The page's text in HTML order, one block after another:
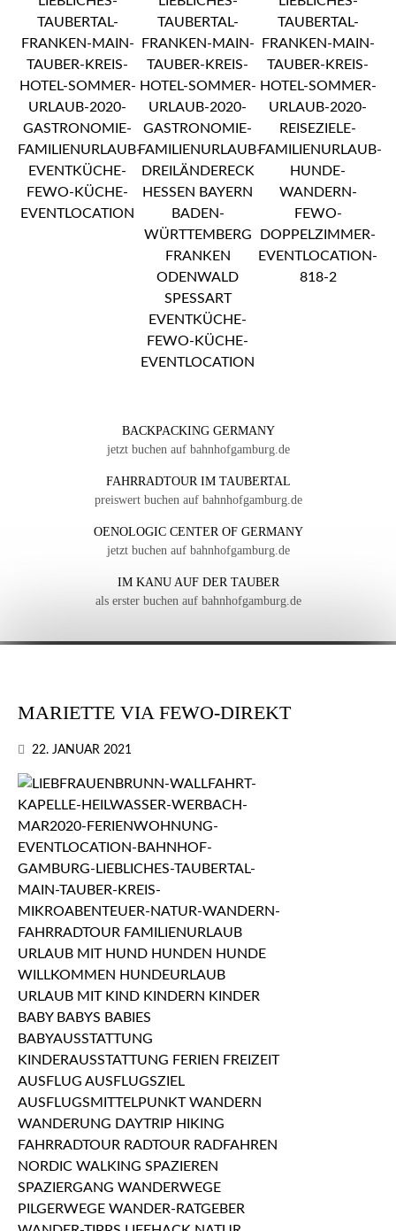
BACKPACKING GERMANY
jetzt buchen auf bahnhofgamburg.de
FAHRRADTOUR IM TAUBERTAL
preiswert buchen auf bahnhofgamburg.de
OENOLOGIC CENTER OF GERMANY
jetzt buchen auf bahnhofgamburg.de
IM KANU AUF DER TAUBER
als erster buchen auf bahnhofgamburg.de
MARIETTE VIA FEWO-DIREKT
22. JANUAR 2021